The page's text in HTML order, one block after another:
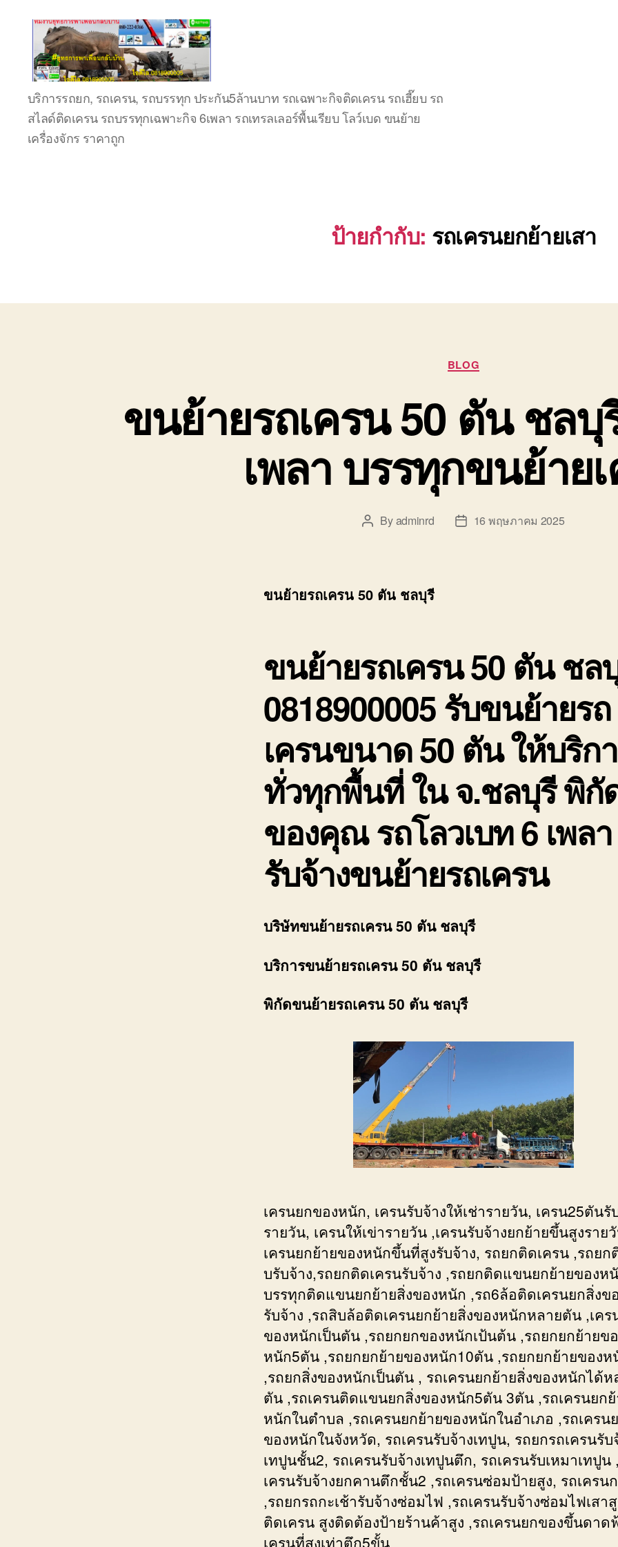
ชลบุรี
รถ
เครน
ยก
ของ
บริการรถยก, รถเครน, รถบรรทุก ประกัน5ล้านบาท รถเฉพาะกิจติดเครน รถเฮี๊ยบ รถ
สไลด์ติดเครน รถบรรทุกเฉพาะกิจ 6เพลา รถเทรลเลอร์พื้นเรียบ โลว์เบด ขนย้าย
เครื่องจักร ราคาถูก
ป้ายกำกับ: รถเครนยกย้ายเสา
Categories
BLOG
ขนย้ายรถเครน 50 ตัน ชลบุ
เพลา บรรทุกขนย้าย
Post
Byadminrd
Post16 พฤษภาคม 2025
ขนย้ายรถเครน 50 ตัน ชลบุรี
ขนย้ายรถเครน 50 ตัน ชล
0818900005 รับขนย้ายรถ
เครนขนาด 50 ตัน ให้บริก
ทั่วทุกพื้นที่ ใน จ.ชลบุรี พิกั
ของคุณ รถโลวเบท 6 เพลา
รับจ้างขนย้ายรถเครน
บริษัทขนย้ายรถเครน 50 ตัน ชลบุรี
บริการขนย้ายรถเครน 50 ตัน ชลบุรี
พิกัดขนย้ายรถเครน 50 ตัน ชลบุรี
เครนยกของหนัก, เครนรับจ้างให้เช่ารายวัน, เครน25ตันรั
รายวัน, เครนให้เข่ารายวัน ,เครนรับจ้างยกย้ายขึ้นสูงราย
เครนยกย้ายของหนักขึ้นที่สูงรับจ้าง, รถยกติดเครน ,รถยก
บรับจ้าง,รถยกติดเครนรับจ้าง ,รถยกติดแขนยกย้ายของห
บรรทุกติดแขนยกย้ายสิ่งของหนัก ,รถ6ล้อติดเครนยกสิ่งข
รับจ้าง ,รถสิบล้อติดเครนยกย้ายสิ่งของหนักหลายตัน ,เคร
ของหนักเป็นตัน ,รถยกยกของหนักเป้นต้น ,รถยกยกย้ายข
หนัก5ตัน ,รถยกยกย้ายของหนัก10ตัน ,รถยกยกย้ายของ
,รถยกสิ่งของหนักเป็นตัน , รถเครนยกย้ายสิ่งของหนักได้ห
ตัน ,รถเครนติดแขนยกสิ่งของหนัก5ตัน 3ตัน ,รถเครนยก
หนักในตำบล ,รถเครนยกย้ายของหนักในอำเภอ ,รถเครน
ของหนักในจังหวัด, รถเครนรับจ้างเทปูน, รถยกรถเครนรับ
เทปูนชั้น2, รถเครนรับจ้างเทปูนตึก, รถเครนรับเหมาเทปูน
เครนรับจ้างยกคานตึกชั้น2 ,รถเครนซ่อมป้ายสูง, รถเครนก
,รถยกรถกะเช้ารับจ้างซ่อมไฟ ,รถเครนรับจ้างซ่อมไฟเสา
ติดเครน สูงติดต้องป้ายร้านค้าสูง ,รถเครนยกของขึ้นดาด
เครนที่สูงเท่าตึก5ขั้น